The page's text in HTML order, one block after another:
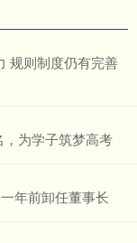
规则制度仍有完善
为学子筑梦高考
年前卸任董事长